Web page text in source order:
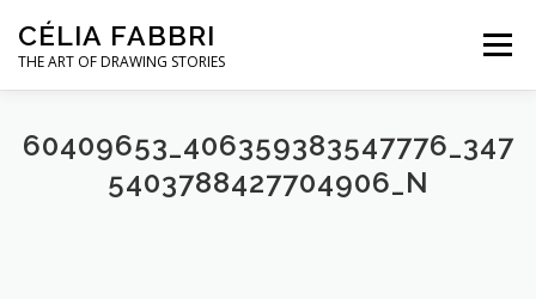
contenu
CÉLIA FABBRI
THE ART OF DRAWING STORIES
Menu
PROJETS POUR LA JOAILLERIE
60409653_406359383547776_347
5403788427704906_N